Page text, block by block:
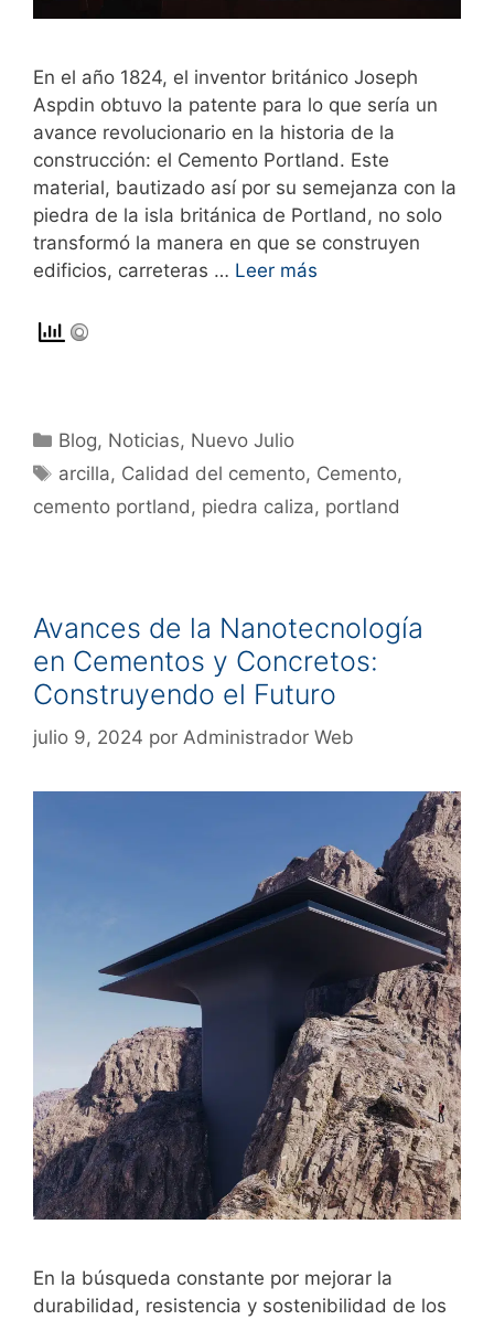
En el año 1824, el inventor británico Joseph
Aspdin obtuvo la patente para lo que sería un
avance revolucionario en la historia de la
construcción: el Cemento Portland. Este
material, bautizado así por su semejanza con la
piedra de la isla británica de Portland, no solo
transformó la manera en que se construyen
edificios, carreteras … Leer más
Blog, Noticias, Nuevo Julio
arcilla, Calidad del cemento, Cemento,
cemento portland, piedra caliza, portland
Avances de la Nanotecnología
en Cementos y Concretos:
Construyendo el Futuro
julio 9, 2024 por Administrador Web
En la búsqueda constante por mejorar la
durabilidad, resistencia y sostenibilidad de los